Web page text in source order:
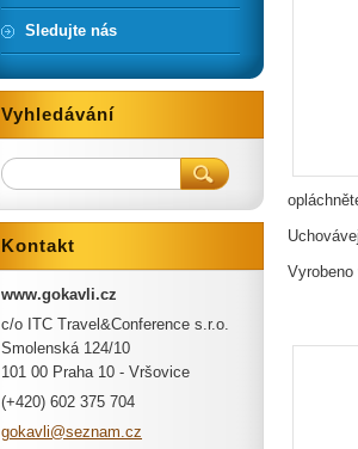
Sledujte nás
Vyhledávání
Kontakt
www.gokavli.cz
c/o ITC Travel&Conference s.r.o.
Smolenská 124/10
101 00 Praha 10 - Vršovice
(+420) 602 375 704
gokavli@seznam.cz